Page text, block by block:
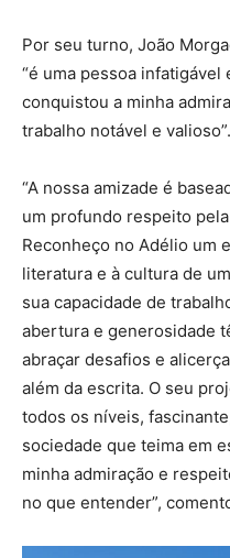
Por seu turno, João
“é uma pessoa
conquistou a minha
trabalho notável e valioso”.
“A nossa amizade é
um profundo respeito
Reconheço no Adélio um
literatura e à cultura de
sua capacidade de
abertura e generosidade
abraçar desafios e
além da escrita. O seu
todos os níveis,
sociedade que teima em
minha admiração e
no que entender”,